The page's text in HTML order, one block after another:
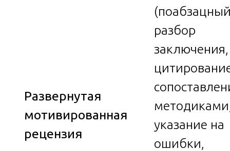
Развернутая
мотивированная
рецензия
разбор
заключения,
указание на
ошибки,